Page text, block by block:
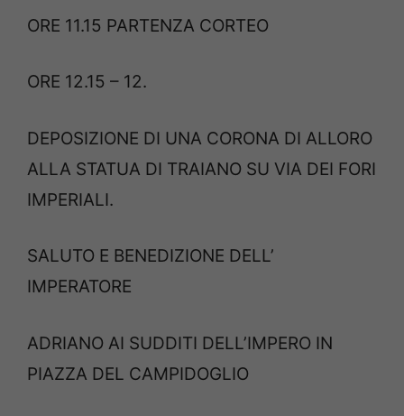
ORE 11.15 PARTENZA CORTEO
ORE 12.15 – 12.
DEPOSIZIONE DI UNA CORONA DI ALLORO
ALLA STATUA DI TRAIANO SU VIA DEI FORI
IMPERIALI.
SALUTO E BENEDIZIONE DELL’
IMPERATORE
ADRIANO AI SUDDITI DELL’IMPERO IN
PIAZZA DEL CAMPIDOGLIO